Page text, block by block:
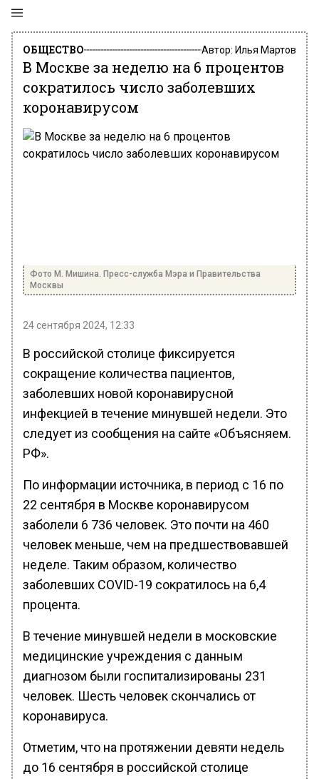
ОБЩЕСТВО Автор: Илья Мартов
В Москве за неделю на 6 процентов
сократилось число заболевших
коронавирусом
Фото М. Мишина. Пресс-служба Мэра и Правительства
Москвы
24 сентября 2024, 12:33
В российской столице фиксируется
сокращение количества пациентов,
заболевших новой коронавирусной
инфекцией в течение минувшей недели. Это
следует из сообщения на сайте «Объясняем.
РФ».
По информации источника, в период с 16 по
22 сентября в Москве коронавирусом
заболели 6 736 человек. Это почти на 460
человек меньше, чем на предшествовавшей
неделе. Таким образом, количество
заболевших COVID-19 сократилось на 6,4
процента.
В течение минувшей недели в московские
медицинские учреждения с данным
диагнозом были госпитализированы 231
человек. Шесть человек скончались от
коронавируса.
Отметим, что на протяжении девяти недель
до 16 сентября в российской столице